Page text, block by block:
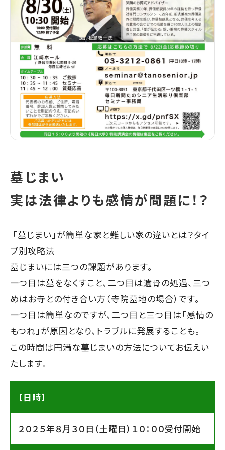
墓じまい
実は法律よりも感情が問題に！？
「墓じまい」が簡単な家と難しい家の違いとは？タイ
プ別攻略法
墓じまいには三つの課題があります。
一つ目は墓をなくすこと、二つ目は遺骨の処遇、三つ
めはお寺との付き合い方（寺院墓地の場合）です。
一つ目は簡単なのですが、二つ目と三つ目は「感情の
もつれ」が原因となり、トラブルに発展することも。
この時間は円満な墓じまいの方法についてお伝えい
たします。
【日時】
２０２５年８月３０日（土曜日）１０：００受付開始